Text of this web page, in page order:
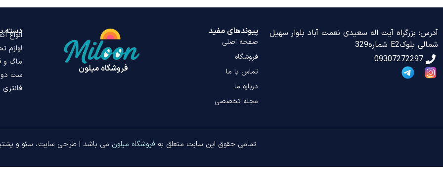
دسته
انواع
لوازم
ماگ و
ست دو
فانتزی
فروشگاه میلون
پیوندهای مفید
صفحه اصلی
فروشگاه
تماس با ما
درباره ما
مجله تخصصی
آدرس: بزرگراه آیت اله سعیدی نعمت آباد بلوار سهیل
شمالی بلوکE2 شماره329
09307272297
تمامی حقوق این سایت متعلق به فروشگاه میلون می باشد | طراحی سایت، سئو و